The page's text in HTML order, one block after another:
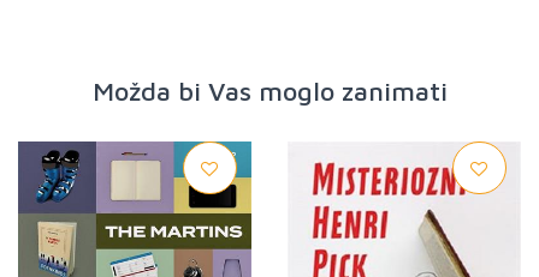
Možda bi Vas moglo zanimati